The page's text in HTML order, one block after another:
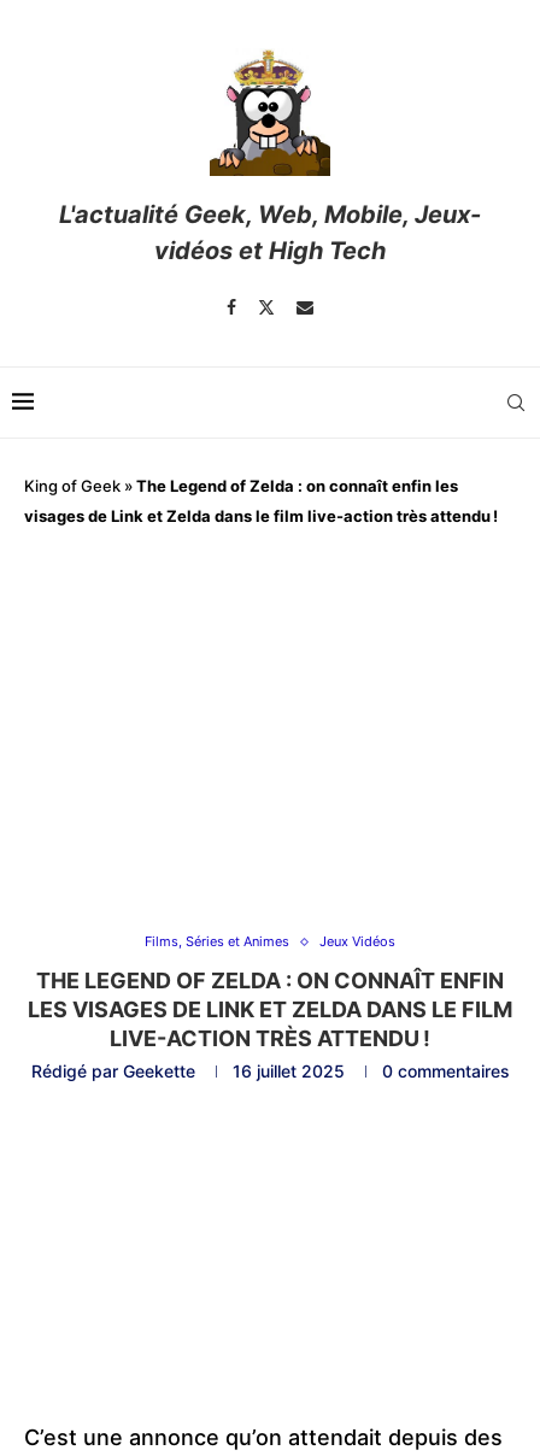
L'actualité Geek, Web, Mobile, Jeux-
vidéos et High Tech
King of Geek »The Legend of Zelda : on connaît enfin les
visages de Link et Zelda dans le film live-action très attendu !
Films, Séries et Animes Jeux Vidéos
THE LEGEND OF ZELDA : ON CONNAÎT ENFIN
LES VISAGES DE LINK ET ZELDA DANS LE FILM
LIVE-ACTION TRÈS ATTENDU !
Rédigé par Geekette 16 juillet 2025 0 commentaires
C’est une annonce qu’on attendait depuis des